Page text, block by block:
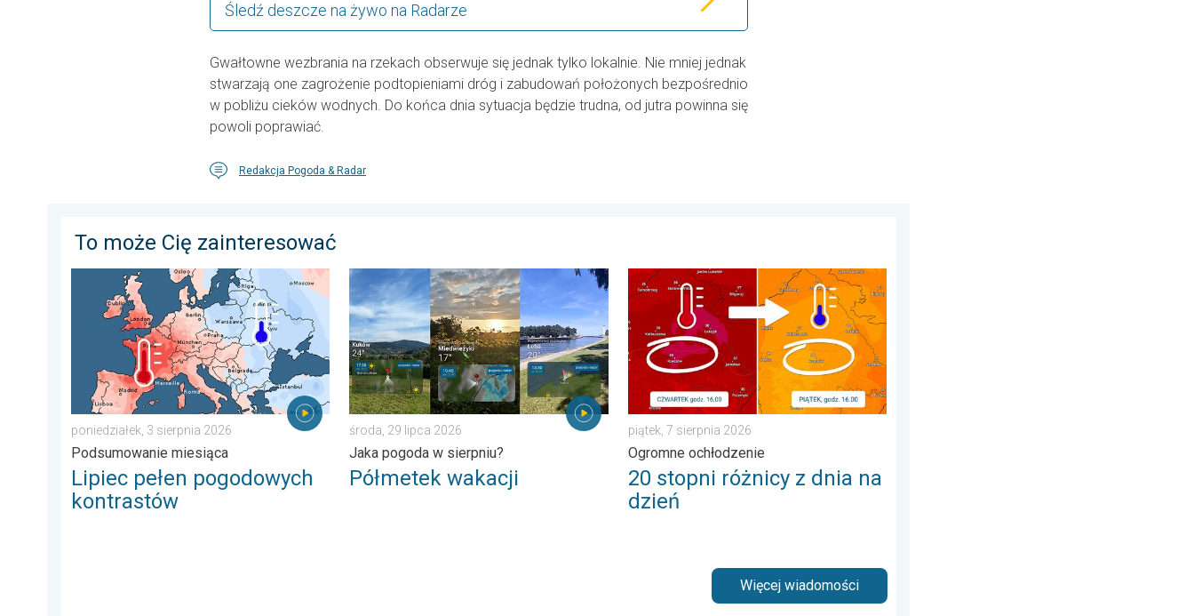
Śledź deszcze na żywo na Radarze
Gwałtowne wezbrania na rzekach obserwuje się jednak tylko lokalnie. Nie mniej jednak
stwarzają one zagrożenie podtopieniami dróg i zabudowań położonych bezpośrednio
w pobliżu cieków wodnych. Do końca dnia sytuacja będzie trudna, od jutra powinna się
powoli poprawiać.
Redakcja Pogoda & Radar
To może Cię zainteresować
Lipiec pełen pogodowych kontrastów. Podsumowanie miesiąca. . . poniedziałek, 3 sierpnia 2026
poniedziałek, 3 sierpnia 2026
Podsumowanie miesiąca
Lipiec pełen pogodowych
kontrastów
Półmetek wakacji. Jaka pogoda w sierpniu?. . . środa, 29 lipca 2026
środa, 29 lipca 2026
Jaka pogoda w sierpniu?
Półmetek wakacji
20 stopni różnicy z dnia na dzień. Ogromne ochłodzenie. . . piątek, 7 sierpnia 2026
piątek, 7 sierpnia 2026
Ogromne ochłodzenie
20 stopni różnicy z dnia na
dzień
Więcej wiadomości